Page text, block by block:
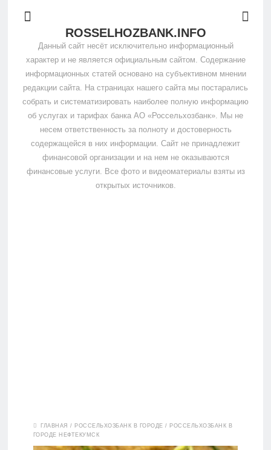
ROSSELHOZBANK.INFO
Данный сайт несёт исключительно информационный
характер и не является официальным сайтом. Содержание
информационных статей основано на субъективном мнении
редакции сайта. На страницах нашего сайта мы постарались
собрать и систематизировать наиболее полную информацию
об услугах и тарифах банка АО «Россельхозбанк». Мы не
несем ответственность за полноту и достоверность
содержащейся в них информации. Сайт не принадлежит
финансовой организации и на нем не оказываются
финансовые услуги. Все фото и видеоматериалы взяты из
открытых источников.
ГЛАВНАЯ / РОССЕЛЬХОЗБАНК В ГОРОДЕ / РОССЕЛЬХОЗБАНК В
ГОРОДЕ НЕФТЕКУМСК